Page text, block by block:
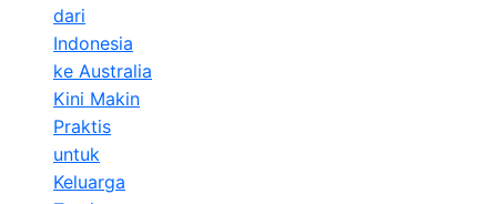
dari
Indonesia
ke Australia
Kini Makin
Praktis
untuk
Keluarga